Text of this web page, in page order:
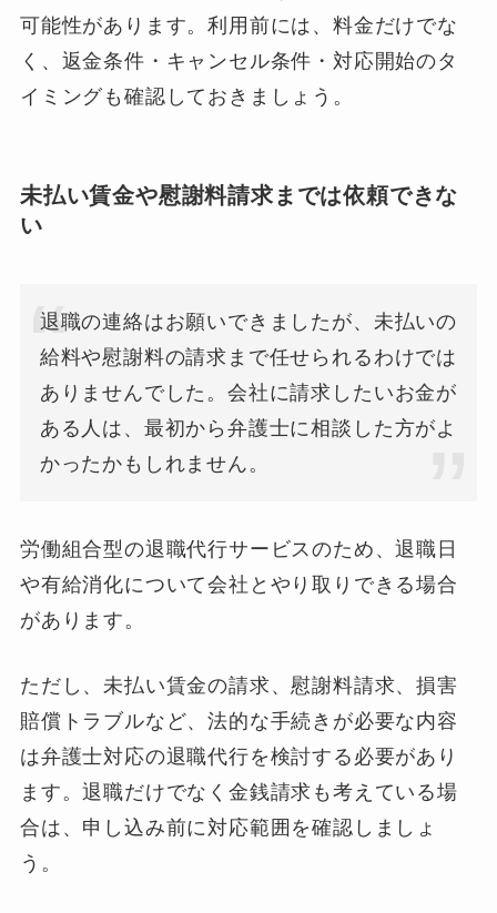
可能性があります。利用前には、料金だけでな
く、返金条件・キャンセル条件・対応開始のタ
イミングも確認しておきましょう。
未払い賃金や慰謝料請求までは依頼できな
い
退職の連絡はお願いできましたが、未払いの
給料や慰謝料の請求まで任せられるわけでは
ありませんでした。会社に請求したいお金が
ある人は、最初から弁護士に相談した方がよ
かったかもしれません。
労働組合型の退職代行サービスのため、退職日
や有給消化について会社とやり取りできる場合
があります。
ただし、未払い賃金の請求、慰謝料請求、損害
賠償トラブルなど、法的な手続きが必要な内容
は弁護士対応の退職代行を検討する必要があり
ます。退職だけでなく金銭請求も考えている場
合は、申し込み前に対応範囲を確認しましょ
う。